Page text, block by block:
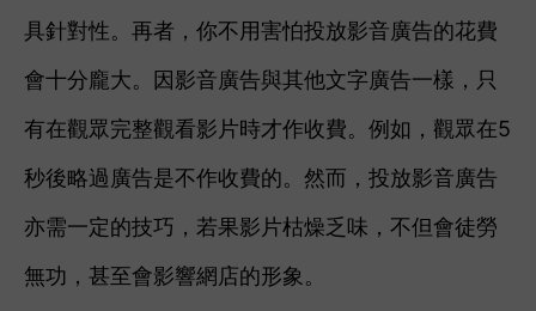
具針對性。再者，你不用害怕投放影音廣告的花費
會十分龐大。因影音廣告與其他文字廣告一樣，只
有在觀眾完整觀看影片時才作收費。例如，觀眾在5
秒後略過廣告是不作收費的。然而，投放影音廣告
亦需一定的技巧，若果影片枯燥乏味，不但會徒勞
無功，甚至會影響網店的形象。